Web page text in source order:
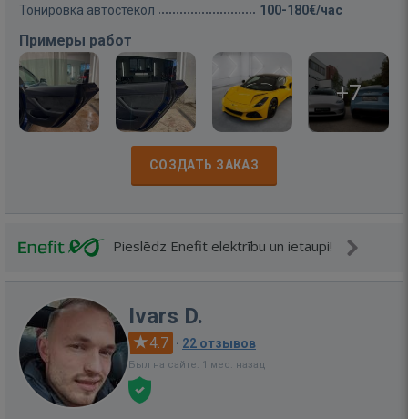
Тонировка автостёкол 100-180€/час
Примеры работ
+7
СОЗДАТЬ ЗАКАЗ
Pieslēdz Enefit elektrību un ietaupi!
Ivars D.
4.7 · 22 отзывов
Был на сайте: 1 мес. назад